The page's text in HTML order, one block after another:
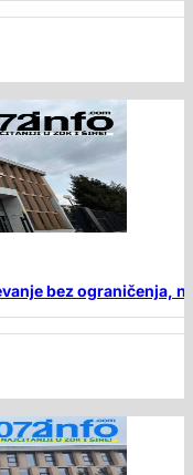
bez ograničenja,